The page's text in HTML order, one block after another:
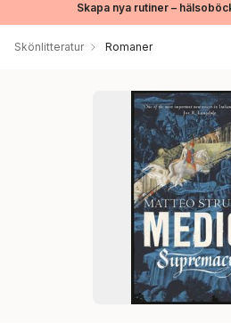
Skapa nya rutiner –
Skönlitteratur Romaner